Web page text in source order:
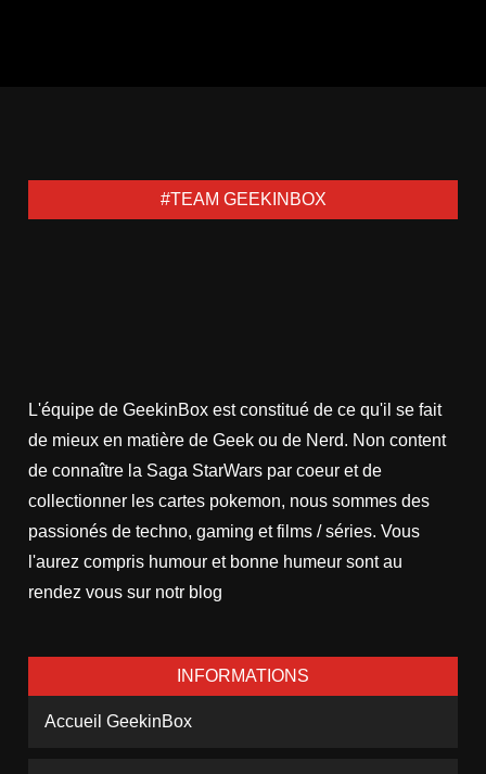
#TEAM GEEKINBOX
L'équipe de GeekinBox est constitué de ce qu'il se fait
de mieux en matière de Geek ou de Nerd. Non content
de connaître la Saga StarWars par coeur et de
collectionner les cartes pokemon, nous sommes des
passionés de techno, gaming et films / séries. Vous
l'aurez compris humour et bonne humeur sont au
rendez vous sur notr blog
INFORMATIONS
Accueil GeekinBox